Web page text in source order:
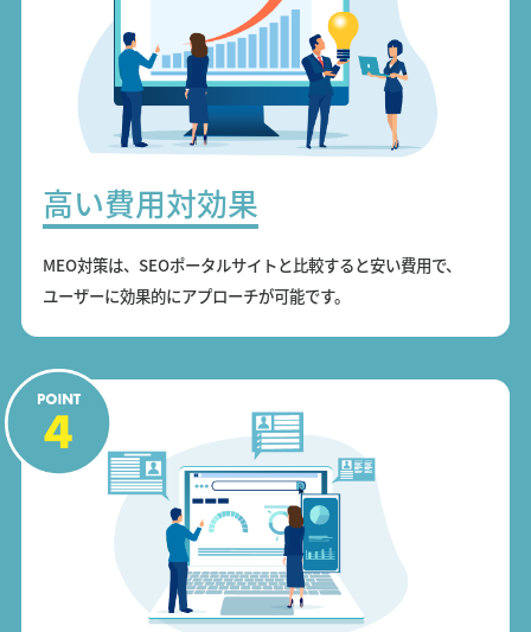
高い費用対効果
MEO対策は、SEOポータルサイトと比較すると安い費用で、
ユーザーに効果的にアプローチが可能です。